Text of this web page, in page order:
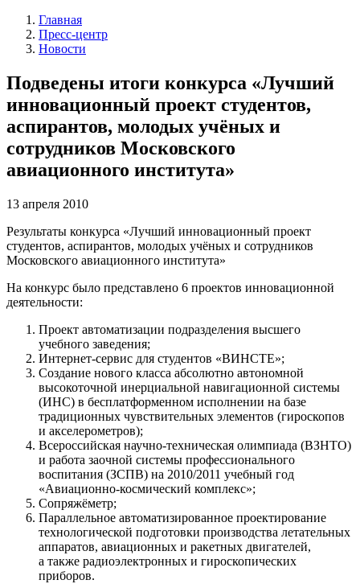
Главная
Пресс-центр
Новости
Подведены итоги конкурса «Лучший
инновационный проект студентов,
аспирантов, молодых учёных и
сотрудников Московского
авиационного института»
13 апреля 2010
Результаты конкурса «Лучший инновационный проект
студентов, аспирантов, молодых учёных и сотрудников
Московского авиационного института»
На конкурс было представлено 6 проектов инновационной
деятельности:
Проект автоматизации подразделения высшего
учебного заведения;
Интернет-сервис для студентов «ВИНСТЕ»;
Создание нового класса абсолютно автономной
высокоточной инерциальной навигационной системы
(ИНС) в бесплатформенном исполнении на базе
традиционных чувствительных элементов (гироскопов
и акселерометров);
Всероссийская научно-техническая олимпиада (ВЗНТО)
и работа заочной системы профессионального
воспитания (ЗСПВ) на 2010/2011 учебный год
«Авиационно-космический комплекс»;
Сопряжёметр;
Параллельное автоматизированное проектирование
технологической подготовки производства летательных
аппаратов, авиационных и ракетных двигателей,
а также радиоэлектронных и гироскопических
приборов.